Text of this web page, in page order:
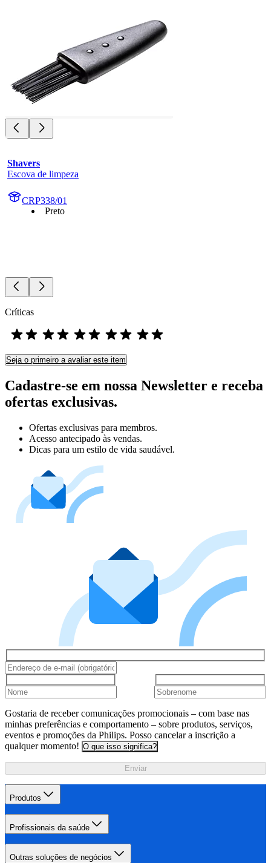
Shavers
Escova de limpeza
CRP338/01
Preto
Críticas
Seja o primeiro a avaliar este item
Cadastre-se em nossa Newsletter e receba
ofertas exclusivas.
Ofertas exclusivas para membros.
Acesso antecipado às vendas.
Dicas para um estilo de vida saudável.
Gostaria de receber comunicações promocionais – com base nas
minhas preferências e comportamento – sobre produtos, serviços,
eventos e promoções da Philips. Posso cancelar a inscrição a
qualquer momento! O que isso significa?
Enviar
Produtos
Profissionais da saúde
Outras soluções de negócios